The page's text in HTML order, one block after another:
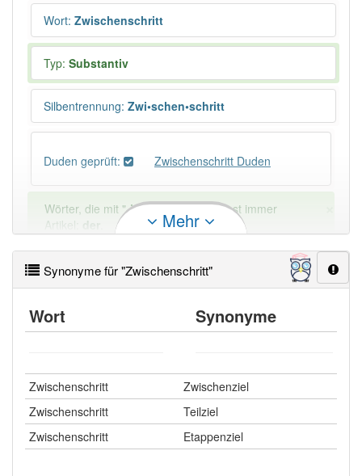
Wort: Zwischenschritt
Typ: Substantiv
Silbentrennung: Zwi•schen•schritt
Duden geprüft: Zwischenschritt Duden
Wörter, die mit "-itt" enden, haben fast immer
Artikel:
der
DER:243
DIE:0
DAS:
Beispiele
Häufigkeit: 4 von 10
Wörter mit Endung-zwischenschritt: 1
Mehr
Synonyme für "Zwischenschritt"
Wort Synonyme
Zwischenschritt
Zwischenziel
Zwischenschritt
Teilziel
Zwischenschritt
Etappenziel